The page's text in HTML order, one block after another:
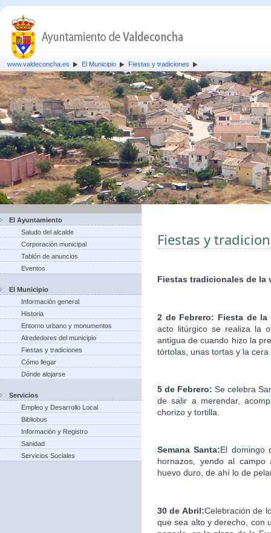
www.valdeconcha.es El Municipio Fiestas y tradiciones
El Ayuntamiento
Saludo del alcalde
Corporación municipal
Tablón de anuncios
Eventos
El Municipio
Información general
Historia
Entorno urbano y monumentos
Alrededores del municipio
Fiestas y tradiciones
Cómo llegar
Dónde alojarse
Servicios
Empleo y Desarrollo Local
Bibliobus
Información y Registro
Sanidad
Servicios Sociales
Fiestas y
Fiestas tradicionales de la
2 de Febrero: Fiesta de la
acto litúrgico se realiza la
antigua de cuando hizo la
tórtolas, unas tortas y la cera
5 de Febrero:Se celebra
de salir a merendar,
chorizo y tortilla.
Semana Santa:El domingo
hornazos, yendo al
huevo duro, de ahí lo de
30 de Abril:Celebración de
que sea alto y derecho, con